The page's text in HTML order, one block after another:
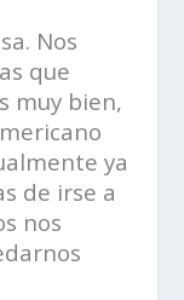
Nos
que
muy bien,
ya
de irse a
nos